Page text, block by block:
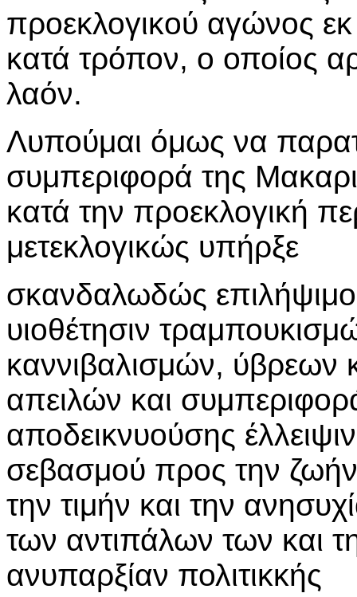
προεκλογικού αγώνος
κατά τρόπον, ο οποίος
λαόν.
Λυπούμαι όμως να
συμπεριφορά της
κατά την προεκλογική
μετεκλογικώς υπήρξε
σκανδαλωδώς
υιοθέτησιν
καννιβαλισμών, ύβρεων
απειλών και
αποδεικνυούσης έλλειψιν
σεβασμού προς την
την τιμήν και την
των αντιπάλων των και
ανυπαρξίαν πολιτικκής